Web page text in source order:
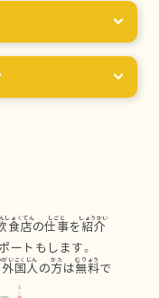
食店の仕事を紹介
ートもします。
外国人の方は無料で